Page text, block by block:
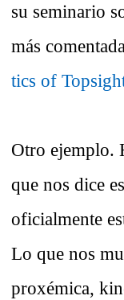
su seminario
más
tics of
Otro ejemplo.
que nos dice
oficialmente
Lo que nos
proxémica,